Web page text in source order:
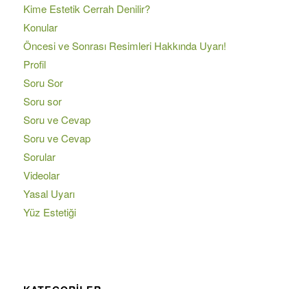
Kime Estetik Cerrah Denilir?
Konular
Öncesi ve Sonrası Resimleri Hakkında Uyarı!
Profil
Soru Sor
Soru sor
Soru ve Cevap
Soru ve Cevap
Sorular
Videolar
Yasal Uyarı
Yüz Estetiği